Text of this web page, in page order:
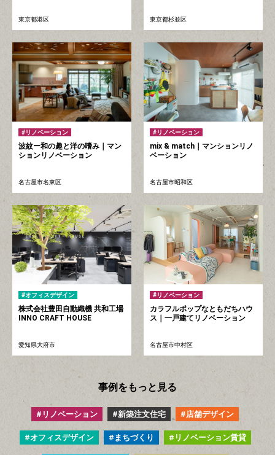
東京都港区 東京都杉並区
リノベーション
波紋ー和の趣と洋の嗜み｜マン
ションリノベーション
名古屋市名東区
リノベーション
mix & match｜マンションリノ
ベーション
名古屋市昭和区
オフィスデザイン
株式会社豊田自動織機 共和工場
INNO CRAFT HOUSE
愛知県大府市
リノベーション
カラフルポップなともだちハウ
ス｜一戸建てリノベーション
名古屋市中村区
事例をもっと見る
リノベーション 新築注文住宅 店舗デザイン
オフィスデザイン まちづくり リノベーション賃貸